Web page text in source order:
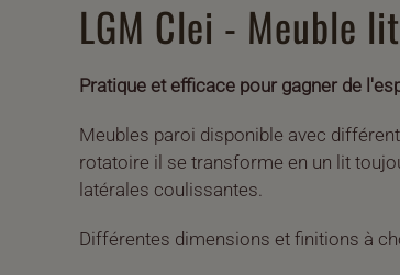
LGM Clei - Meuble
Pratique et efficace pour gagner de
Meubles paroi disponible avec
rotatoire il se transforme en un lit
latérales coulissantes.
Différentes dimensions et finitions à